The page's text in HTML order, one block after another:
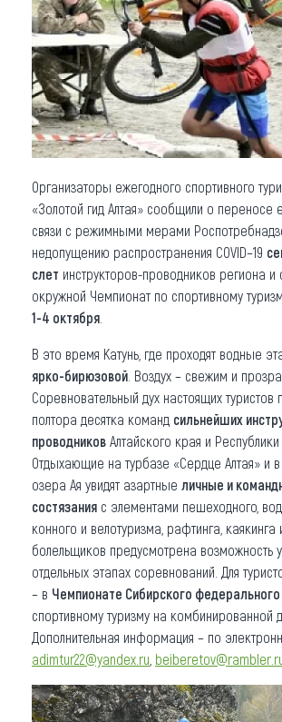
О регионе
Коллекция впечатлений
Другие рубрики
Организаторы ежегодного спортивного
«Золотой гид Алтая» сообщили о переносе
связи с режимными мерами
недопущению распространения COVID–19
слет инструкторов-проводников региона и
окружной Чемпионат по спортивному
1-4 октября
В это время Катунь, где проходят водные
ярко-бирюзовой . Воздух – свежим и
Соревновательный дух настоящих туристов
полтора десятка команд сильнейших
проводников Алтайского края и Республики
Отдыхающие на турбазе «Сердце Алтая» и в
озера Ая увидят азартные личные и
состязания с элементами пешеходного,
конного и велотуризма, рафтинга, каякинга
болельщиков предусмотрена возможность
отдельных этапах соревнований. Для
– в Чемпионате Сибирского федерального
спортивному туризму на комбинированной
Дополнительная информация – по
adimtur22@yandex.ru